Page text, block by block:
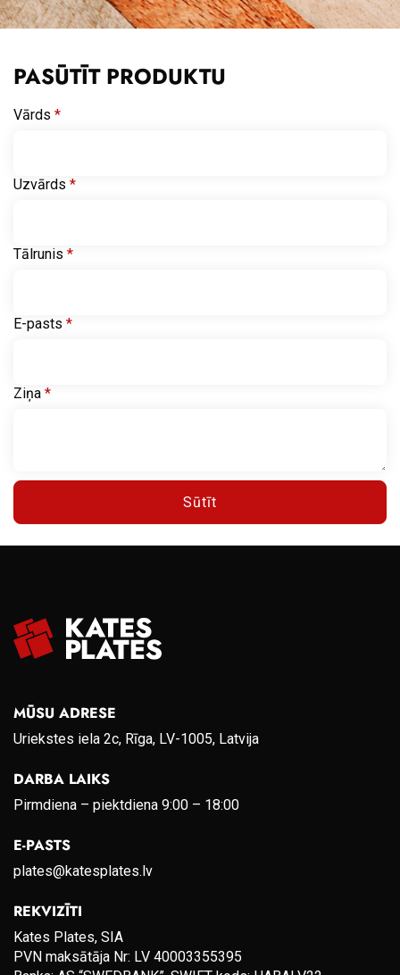
PASŪTĪT PRODUKTU
Vārds *
Uzvārds *
Tālrunis *
E-pasts *
Ziņa *
Sūtīt
MŪSU ADRESE
Uriekstes iela 2c, Rīga, LV-1005, Latvija
DARBA LAIKS
Pirmdiena – piektdiena 9:00 – 18:00
E-PASTS
plates@katesplates.lv
REKVIZĪTI
Kates Plates, SIA
PVN maksātāja Nr: LV 40003355395